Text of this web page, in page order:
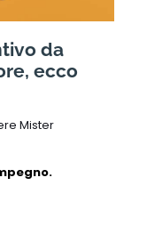
da
ecco
Mister